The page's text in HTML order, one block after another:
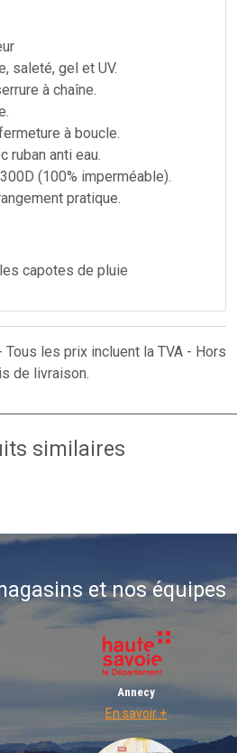
saleté, gel et UV.
à chaîne.
à boucle.
ruban anti eau.
(100% imperméable).
pratique.
capotes de pluie
les prix incluent la TVA - Hors
de livraison.
similaires
et nos équipes
Annecy
En savoir +